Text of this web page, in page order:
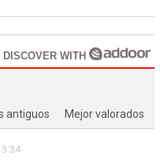
DISCOVER WITH
antiguos Mejor valorados